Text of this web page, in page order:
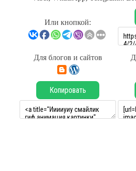
Или кнопкой:
Для блогов и сайтов
Копировать